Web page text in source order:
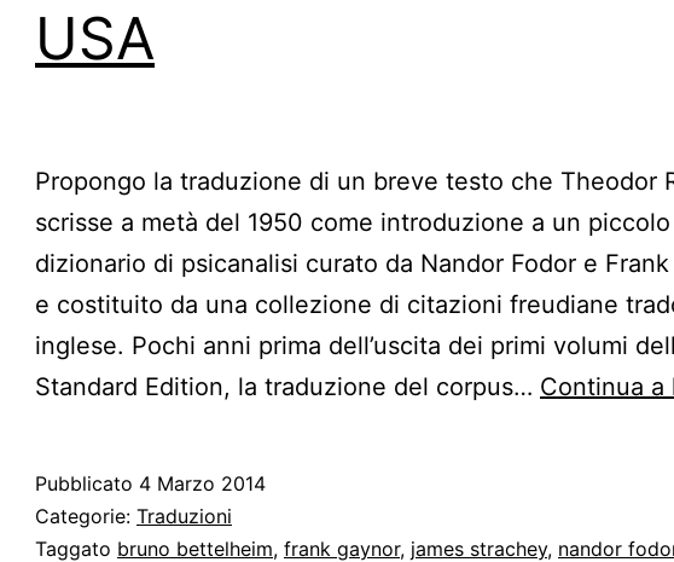
USA
Propongo la traduzione di un breve testo che Theodor
scrisse a metà del 1950 come introduzione a un piccolo
dizionario di psicanalisi curato da Nandor Fodor e
e costituito da una collezione di citazioni freudiane
inglese. Pochi anni prima dell’uscita dei primi volumi
Standard Edition, la traduzione del corpus… Continua a
Pubblicato 4 Marzo 2014
Categorie: Traduzioni
Taggato bruno bettelheim, frank gaynor, james strachey, nandor